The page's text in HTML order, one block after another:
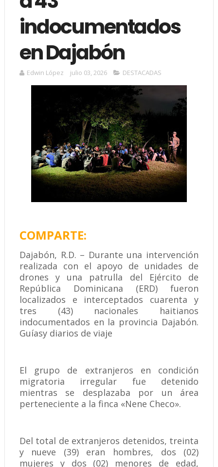
indocumentados
en Dajabón
Edwin López julio 03, 2026 DESTACADAS
COMPARTE:
Dajabón, R.D. – Durante una intervención
realizada con el apoyo de unidades de
drones y una patrulla del Ejército de
República Dominicana (ERD) fueron
localizados e interceptados cuarenta y
tres (43) nacionales haitianos
indocumentados en la provincia Dajabón.
Guíasy diarios de viaje
El grupo de extranjeros en condición
migratoria irregular fue detenido
mientras se desplazaba por un área
perteneciente a la finca «Nene Checo».
Del total de extranjeros detenidos, treinta
y nueve (39) eran hombres, dos (02)
mujeres y dos (02) menores de edad,